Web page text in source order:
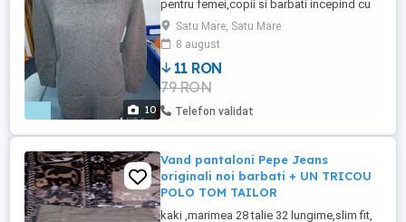
10
pentru femei,copii si barbati incepind cu
pretul de 5lei/buc la cantitati peste
200buc pe model.
Satu Mare, Satu Mare
8 august
11 RON
79 RON
Telefon validat
Vand pantaloni Pepe Jeans
originali noi barbati + UN TRICOU
POLO TOM TAILOR
kaki ,marimea 28 talie 32 lungime,slim fit,